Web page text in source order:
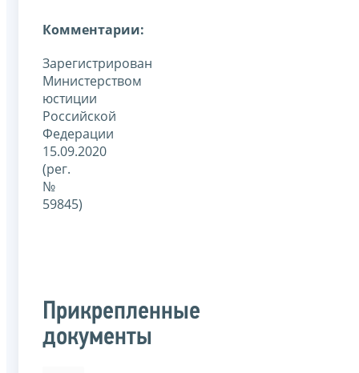
Комментарии:
Зарегистрирован
Министерством
юстиции
Российской
Федерации
15.09.2020
(рег.
№
59845)
Прикрепленные
документы